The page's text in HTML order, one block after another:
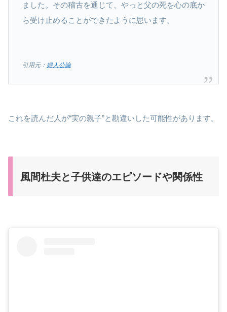
ました。その稽古を通じて、やっと父の死を心の底か
ら受け止めることができたように思います。
引用元： 婦人公論
これを読んだ人が“実の親子”と勘違いした可能性があります。
風間杜夫と子供達のエピソードや関係性